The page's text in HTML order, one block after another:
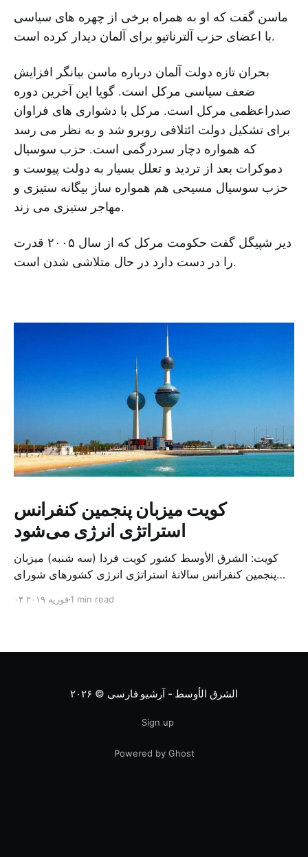
ماسن گفت که او به همراه برخی از چهره های سیاسی
با اعضای حزب آلترناتیو برای آلمان دیدار کرده است.
بحران تازه دولت آلمان درباره ماسن بیانگر افزایش
ضعف سیاسی مرکل است. گویا این آخرین دوره
صدراعظمی مرکل است. مرکل با دشواری های فراوان
برای تشکیل دولت ائتلافی روبرو شد و به نظر می رسد
که همواره دچار سردرگمی است. حزب سوسیال
دموکرات بعد از تردید و تعلل بسیار به دولت پیوست و
حزب سوسیال مسیحی هم همواره ساز بیگانه ستیزی و
مهاجر ستیزی می زند.
دیر شپیگل گفت حکومت مرکل که از سال ۲۰۰۵ قدرت
را در دست دارد در حال متلاشی شدن است.
کویت میزبان پنجمین کنفرانس
استراتژی انرژی می‌شود
کویت: الشرق الأوسط کشور کویت فردا (سه شنبه) میزبان
پنجمین کنفرانس سالانهٔ استراتژی انرژی کشورهای شورای
متخصص از شرکت‌های جهانی نفت و گاز در این کنفرانس
۰۴ فوریه ۲۰۱۹1 min read
الشرق الأوسط - آرشیو فارسی © ۲۰۲۶
Sign up
Powered by Ghost